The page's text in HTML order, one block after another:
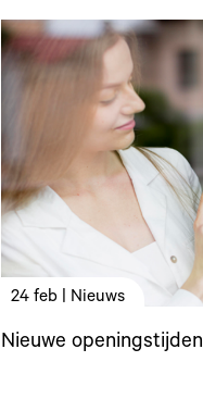
24 feb | Nieuws
Nieuwe openingstijden